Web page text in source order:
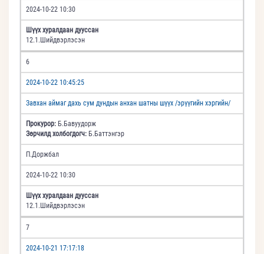
2024-10-22 10:30
Шүүх хуралдаан дууссан
12.1.Шийдвэрлэсэн
6
2024-10-22 10:45:25
Завхан аймаг дахь сум дундын анхан шатны шүүх /эрүүгийн хэргийн/
Прокурор: Б.Бавуудорж
Зөрчилд холбогдогч: Б.Баттэнгэр
П.Доржбал
2024-10-22 10:30
Шүүх хуралдаан дууссан
12.1.Шийдвэрлэсэн
7
2024-10-21 17:17:18